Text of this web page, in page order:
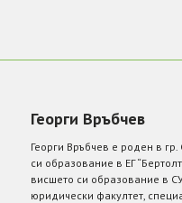
Георги Връбчев
Георги Връбчев е роден в
си образование в ЕГ
висшето си образование в
юридически факултет,